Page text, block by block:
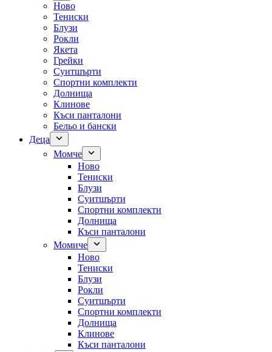
Ново
Тениски
Блузи
Рокли
Якета
Грейки
Суитшърти
Спортни комплекти
Долнища
Клинове
Къси панталони
Бельо и бански
Деца
Момче
Ново
Тениски
Блузи
Суитшърти
Спортни комплекти
Долнища
Къси панталони
Момиче
Ново
Тениски
Блузи
Рокли
Суитшърти
Спортни комплекти
Долнища
Клинове
Къси панталони